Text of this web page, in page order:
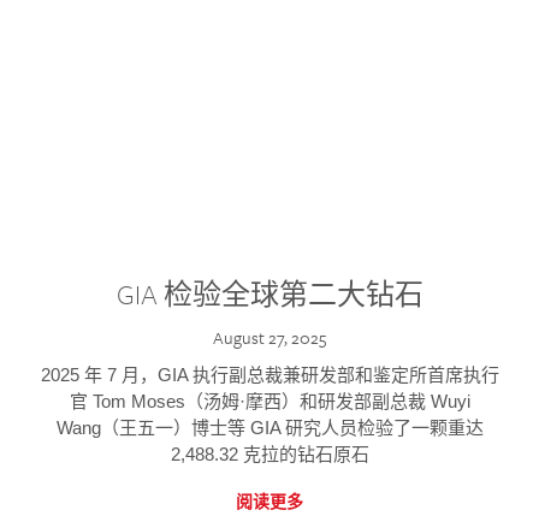
GIA 检验全球第二大钻石
August 27, 2025
2025 年 7 月，GIA 执行副总裁兼研发部和鉴定所首席执行
官 Tom Moses（汤姆·摩西）和研发部副总裁 Wuyi
Wang（王五一）博士等 GIA 研究人员检验了一颗重达
2,488.32 克拉的钻石原石
阅读更多